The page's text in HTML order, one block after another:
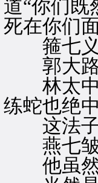
道“你们既
死在你们
箍七义
郭大路
林太中
练蛇也绝
这法子
燕七皱
他虽然